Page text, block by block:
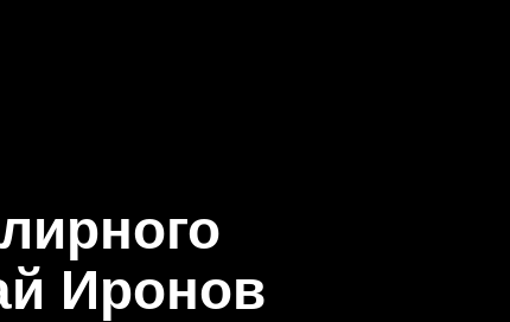
Иронов